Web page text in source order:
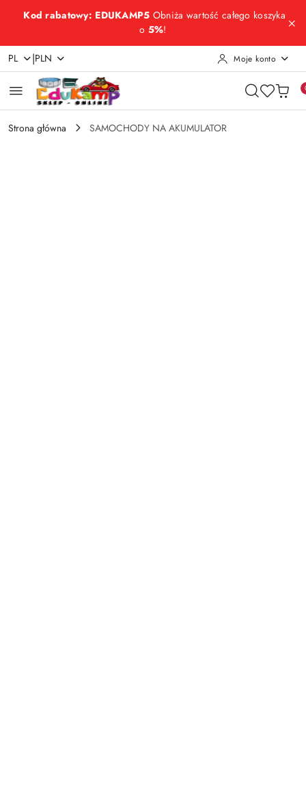
Przejdź do treści głównej
Przejdź do wyszukiwarki
Przejdź do moje konto
Przejdź do menu głównego
Przejdź do opisu produktu
Przejdź do stopki
Kod rabatowy: EDUKAMP5 Obniża wartość całego koszyka
o 5%!
PL |PLN Moje konto
Strona główna SAMOCHODY NA AKUMULATOR